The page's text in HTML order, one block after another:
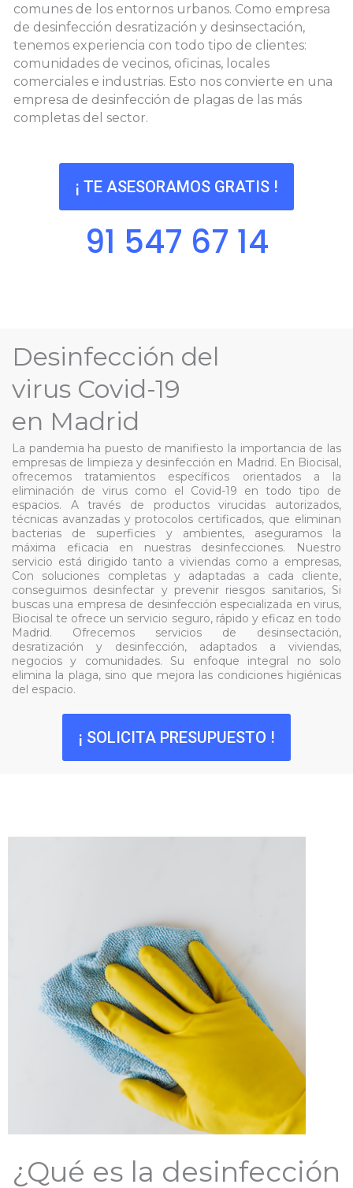
comunes de los entornos urbanos. Como empresa
de desinfección desratización y desinsectación,
tenemos experiencia con todo tipo de clientes:
comunidades de vecinos, oficinas, locales
comerciales e industrias. Esto nos convierte en una
empresa de desinfección de plagas de las más
completas del sector.
¡ TE ASESORAMOS GRATIS !
91 547 67 14
Desinfección del
virus Covid-19
en Madrid
La pandemia ha puesto de manifiesto la importancia de las
empresas de limpieza y desinfección en Madrid​. En Biocisal,
ofrecemos tratamientos específicos orientados a la
eliminación de virus como el Covid-19 en todo tipo de
espacios. A través de productos virucidas autorizados,
técnicas avanzadas y protocolos certificados, que eliminan
bacterias de superficies y ambientes, aseguramos la
máxima eficacia en nuestras desinfecciones. Nuestro
servicio está dirigido tanto a viviendas como a empresas,
Con soluciones completas y adaptadas a cada cliente,
conseguimos desinfectar y prevenir riesgos sanitarios, Si
buscas una empresa de desinfección especializada en virus,
Biocisal te ofrece un servicio seguro, rápido y eficaz en todo
Madrid. Ofrecemos servicios de desinsectación,
desratización y desinfección, adaptados a viviendas,
negocios y comunidades. Su enfoque integral no solo
elimina la plaga, sino que mejora las condiciones higiénicas
del espacio.
¡ SOLICITA PRESUPUESTO !
¿Qué es la desinfección